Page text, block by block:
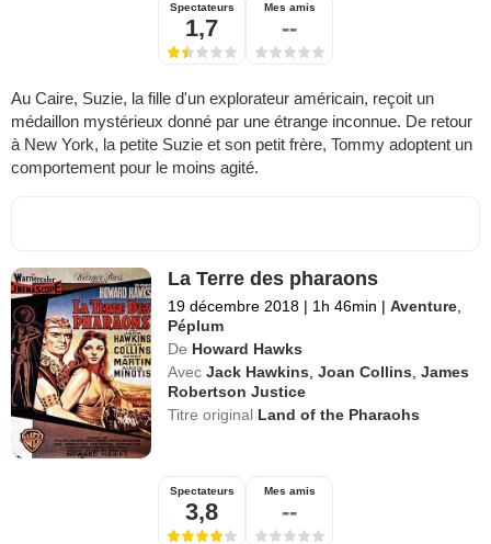
Spectateurs
1,7
Mes amis
--
Au Caire, Suzie, la fille d'un explorateur américain, reçoit un
médaillon mystérieux donné par une étrange inconnue. De retour
à New York, la petite Suzie et son petit frère, Tommy adoptent un
comportement pour le moins agité.
La Terre des pharaons
19 décembre 2018 | 1h 46min | Aventure
Péplum
De Howard Hawks
Avec Jack Hawkins ,Joan Collins ,James
Robertson Justice
Titre original Land of the Pharaohs
Spectateurs
3,8
Mes amis
--